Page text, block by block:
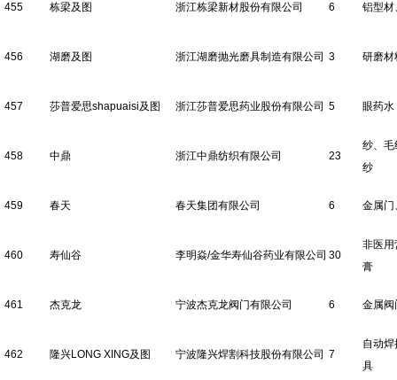
455 栋梁及图 浙江栋梁新材股份有限公司 6 铝型
456 湖磨及图 浙江湖磨抛光磨具制造有限公司 3 研磨
457 莎普爱思shapuaisi及图 浙江莎普爱思药业股份有限公司 5 眼药水
458 中鼎 浙江中鼎纺织有限公司 23
纱、毛
纱
459 春天 春天集团有限公司 6 金属门
460 寿仙谷 李明焱/金华寿仙谷药业有限公司 30
非医用
膏
461 杰克龙 宁波杰克龙阀门有限公司 6 金属
462 隆兴LONG XING及图 宁波隆兴焊割科技股份有限公司 7
自动
具